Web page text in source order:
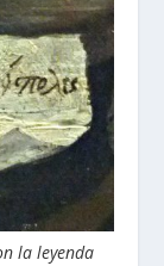
la leyenda